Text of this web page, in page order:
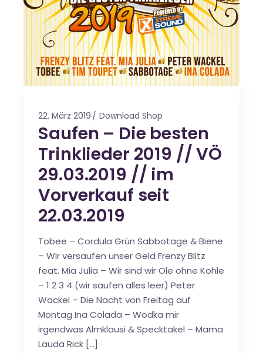
22. März 2019 Download Shop
Saufen – Die besten
Trinklieder 2019 // VÖ
29.03.2019 // im
Vorverkauf seit
22.03.2019
Tobee – Cordula Grün Sabbotage & Biene
– Wir versaufen unser Geld Frenzy Blitz
feat. Mia Julia – Wir sind wir Ole ohne Kohle
– 1 2 3 4 (wir saufen alles leer) Peter
Wackel – Die Nacht von Freitag auf
Montag Ina Colada – Wodka mir
irgendwas Almklausi & Specktakel – Mama
Lauda Rick […]